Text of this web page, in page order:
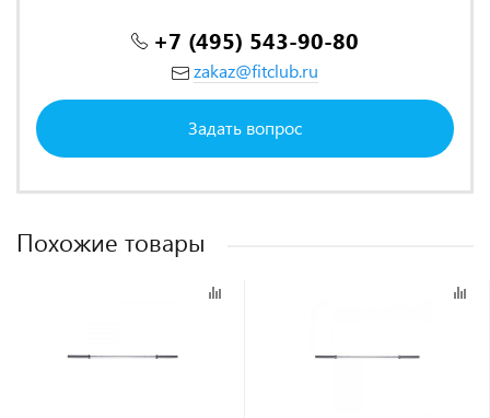
+7 (495) 543-90-80
zakaz@fitclub.ru
Задать вопрос
Похожие товары